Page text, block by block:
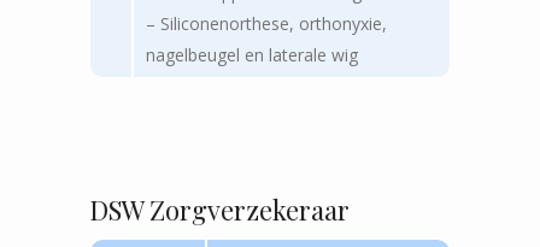
– Siliconenorthese, orthonyxie,
nagelbeugel en laterale wig
DSW Zorgverzekeraar